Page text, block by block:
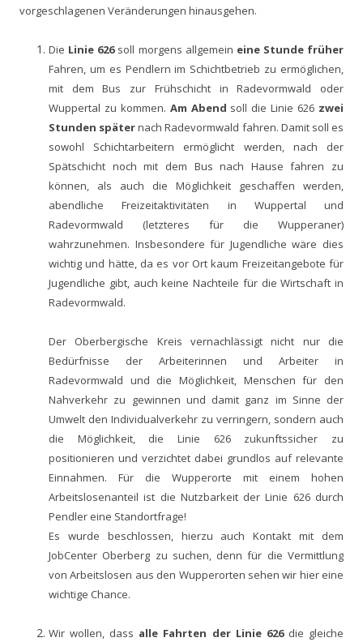
vorgeschlagenen Veränderungen hinausgehen.
Die Linie 626soll morgens allgemein eine Stunde früher
Fahren, um es Pendlern im Schichtbetrieb zu ermöglichen,
mit dem Bus zur Frühschicht in Radevormwald oder
Wuppertal zu kommen. Am Abend soll die Linie 626 zwei
Stunden späternach Radevormwald fahren. Damit soll es
sowohl Schichtarbeitern ermöglicht werden, nach der
Spätschicht noch mit dem Bus nach Hause fahren zu
können, als auch die Möglichkeit geschaffen werden,
abendliche Freizeitaktivitäten in Wuppertal und
Radevormwald (letzteres für die Wupperaner)
wahrzunehmen. Insbesondere für Jugendliche wäre dies
wichtig und hätte, da es vor Ort kaum Freizeitangebote für
Jugendliche gibt, auch keine Nachteile für die Wirtschaft in
Radevormwald.
Der Oberbergische Kreis vernachlässigt nicht nur die
Bedürfnisse der Arbeiterinnen und Arbeiter in
Radevormwald und die Möglichkeit, Menschen für den
Nahverkehr zu gewinnen und damit ganz im Sinne der
Umwelt den Individualverkehr zu verringern, sondern auch
die Möglichkeit, die Linie 626 zukunftssicher zu
positionieren und verzichtet dabei grundlos auf relevante
Einnahmen. Für die Wupperorte mit einem hohen
Arbeitslosenanteil ist die Nutzbarkeit der Linie 626 durch
Pendler eine Standortfrage!
Es wurde beschlossen, hierzu auch Kontakt mit dem
JobCenter Oberberg zu suchen, denn für die Vermittlung
von Arbeitslosen aus den Wupperorten sehen wir hier eine
wichtige Chance.
Wir wollen, dass alle Fahrten der Linie 626die gleiche